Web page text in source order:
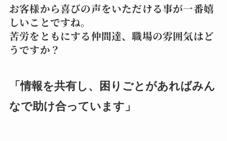
お客様から喜びの声をいただける事が一番嬉
しいことですね。
苦労をともにする仲間達、職場の雰囲気はど
うですか？
「情報を共有し、困りごとがあればみん
なで助け合っています」